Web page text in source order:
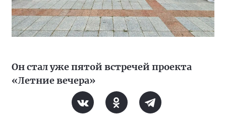
Он стал уже пятой встречей проекта
«Летние вечера»